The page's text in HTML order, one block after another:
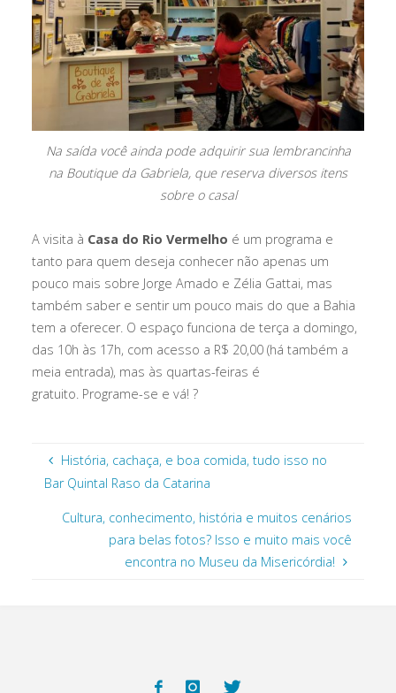
Na saída você ainda pode adquirir sua lembrancinha
na Boutique da Gabriela, que reserva diversos itens
sobre o casal
A visita à Casa do Rio Vermelho é um programa e
tanto para quem deseja conhecer não apenas um
pouco mais sobre Jorge Amado e Zélia Gattai, mas
também saber e sentir um pouco mais do que a Bahia
tem a oferecer. O espaço funciona de terça a domingo,
das 10h às 17h, com acesso a R$ 20,00 (há também a
meia entrada), mas às quartas-feiras é
gratuito. Programe-se e vá! ?
História, cachaça, e boa comida, tudo isso no
Bar Quintal Raso da Catarina
Cultura, conhecimento, história e muitos cenários
para belas fotos? Isso e muito mais você
encontra no Museu da Misericórdia!